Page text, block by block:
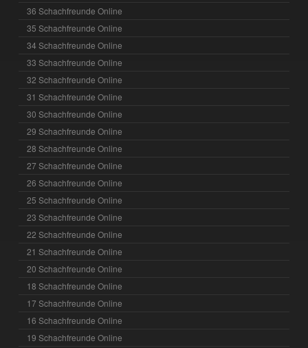
36 Schachfreunde Online
35 Schachfreunde Online
34 Schachfreunde Online
33 Schachfreunde Online
32 Schachfreunde Online
31 Schachfreunde Online
30 Schachfreunde Online
29 Schachfreunde Online
28 Schachfreunde Online
27 Schachfreunde Online
26 Schachfreunde Online
25 Schachfreunde Online
23 Schachfreunde Online
22 Schachfreunde Online
21 Schachfreunde Online
20 Schachfreunde Online
18 Schachfreunde Online
17 Schachfreunde Online
16 Schachfreunde Online
19 Schachfreunde Online